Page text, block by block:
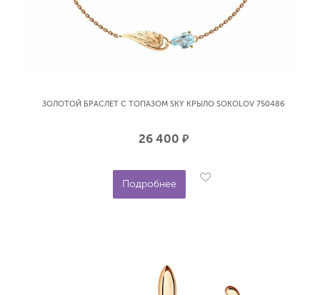
ЗОЛОТОЙ БРАСЛЕТ С ТОПАЗОМ SKY КРЫЛО SOKOLOV 750486
26 400 р.
Подробнее